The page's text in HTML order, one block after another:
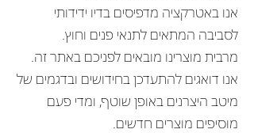
אנו באטרקציה מדפיסים בדיו ידידותי
לסביבה המתאים לתנאי פנים וחוץ.
מרבית מוצרינו מובאים לפניכם באתר זה.
אנו דואגים להתעדכן בחידושים ובדגמים של
מיטב היצרנים באופן שוטף, ומדי פעם
מוסיפים מוצרים חדשים.